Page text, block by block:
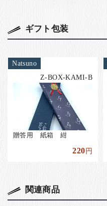
ギフト包装
Natsuno
Z-BOX-KAMI-B
贈答用 紙箱 紺
220円
関連商品